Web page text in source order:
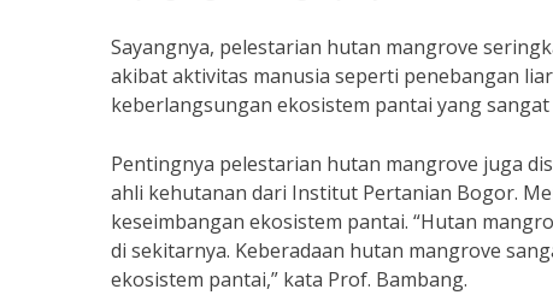
Sayangnya, pelestarian hutan mangrove
akibat aktivitas manusia seperti penebangan
keberlangsungan ekosistem pantai yang
Pentingnya pelestarian hutan mangrove juga
ahli kehutanan dari Institut Pertanian Bogor.
keseimbangan ekosistem pantai. “Hutan
di sekitarnya. Keberadaan hutan mangrove
ekosistem pantai,” kata Prof. Bambang.